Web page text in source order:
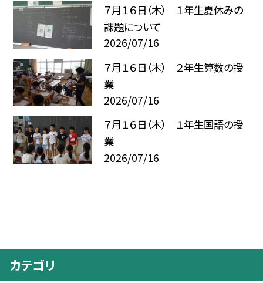
７月１６日（木） １年生夏休みの
課題について
2026/07/16
７月１６日（木） ２年生算数の授
業
2026/07/16
７月１６日（木） １年生国語の授
業
2026/07/16
カテゴリ